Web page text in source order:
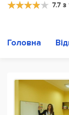
7.7 з
Головна